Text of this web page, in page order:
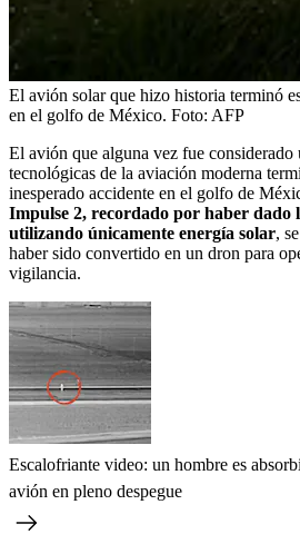
El avión solar que hizo historia terminó
en el golfo de México. Foto: AFP
El avión que alguna vez fue considerado
tecnológicas de la aviación moderna
inesperado accidente en el golfo de
Impulse 2, recordado por haber dado
utilizando únicamente energía solar,
haber sido convertido en un dron para
vigilancia.
Escalofriante video: un hombre es
avión en pleno despegue